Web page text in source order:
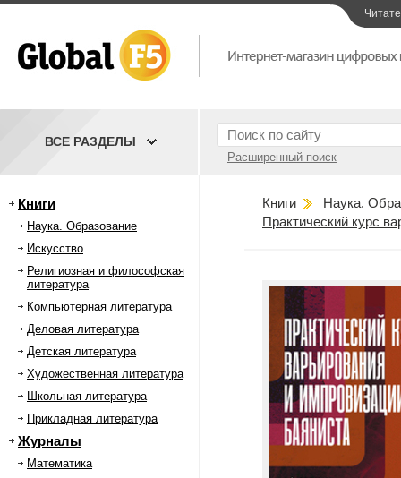
Расширенный поиск
ВСЕ РАЗДЕЛЫ
Книги
Наука. Образование
Искусство
Религиозная и философская
литература
Компьютерная литература
Деловая литература
Детская литература
Художественная литература
Школьная литература
Прикладная литература
Журналы
Математика
Книги
Наука.
Практический курс